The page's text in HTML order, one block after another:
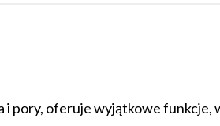
i pory, oferuje wyjątkowe funkcje,